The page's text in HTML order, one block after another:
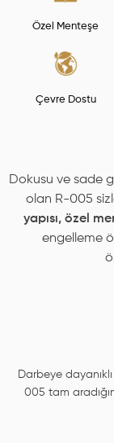
Özel Menteşe
Çevre Dostu
Dokusu ve sade
olan R-005
yapısı, özel
engelleme
Darbeye
005 tam